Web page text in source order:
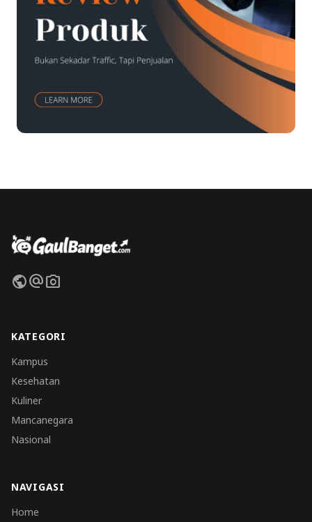
publicalternate_emailphoto_camera
KATEGORI
Kampus
Kesehatan
Kuliner
Mancanegara
Nasional
NAVIGASI
Home